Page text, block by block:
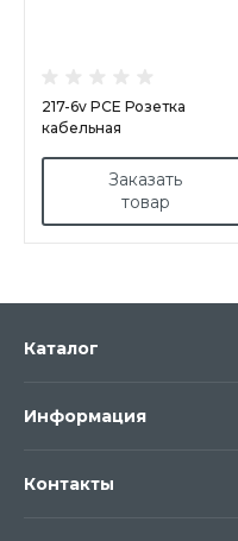
217-6v PCE Розетка
кабельная
никелированные контакты
Заказать
товар
Каталог
Информация
Контакты